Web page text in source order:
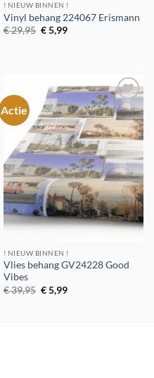
! NIEUW BINNEN !
Vinyl behang 224067 Erismann
€29,95 Oorspronkelijke
prijs
€5,99Huidige
Actie
Toevoegen
aan
verlanglijst
! NIEUW BINNEN !
Vlies behang GV24228 Good
Vibes
€39,95 Oorspronkelijke
prijs
€5,99Huidige